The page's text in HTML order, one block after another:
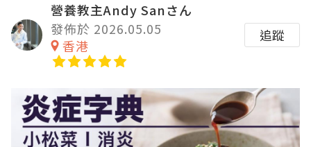
營養教主Andy Sanさん
發佈於 2026.05.05
香港
追蹤